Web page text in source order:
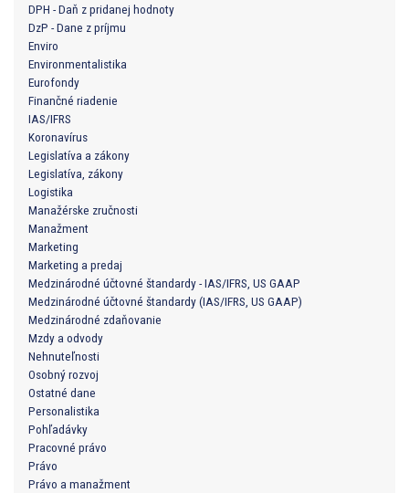
DPH - Daň z pridanej hodnoty
DzP - Dane z príjmu
Enviro
Environmentalistika
Eurofondy
Finančné riadenie
IAS/IFRS
Koronavírus
Legislatíva a zákony
Legislatíva, zákony
Logistika
Manažérske zručnosti
Manažment
Marketing
Marketing a predaj
Medzinárodné účtovné štandardy - IAS/IFRS, US GAAP
Medzinárodné účtovné štandardy (IAS/IFRS, US GAAP)
Medzinárodné zdaňovanie
Mzdy a odvody
Nehnuteľnosti
Osobný rozvoj
Ostatné dane
Personalistika
Pohľadávky
Pracovné právo
Právo
Právo a manažment